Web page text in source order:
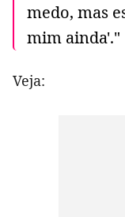
medo, mas
mim ainda'."
Veja: